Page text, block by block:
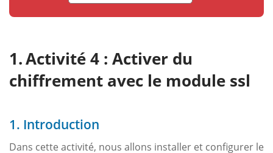
Activité 4 : Activer du
chiffrement avec le module ssl
1. Introduction
Dans cette activité, nous allons installer et configurer le